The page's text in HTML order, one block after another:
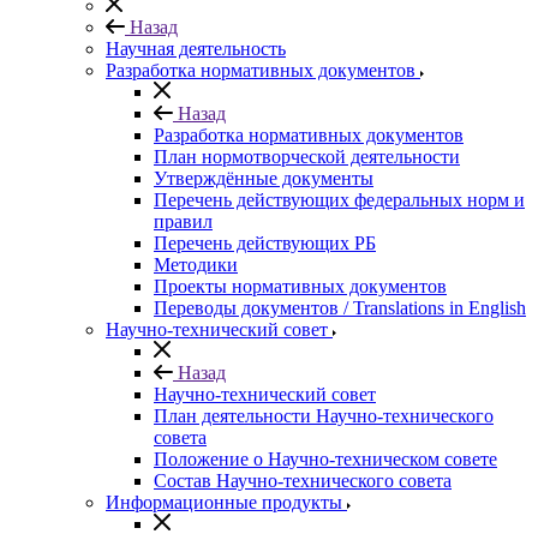
Назад
Научная деятельность
Разработка нормативных документов
Назад
Разработка нормативных документов
План нормотворческой деятельности
Утверждённые документы
Перечень действующих федеральных норм и
правил
Перечень действующих РБ
Методики
Проекты нормативных документов
Переводы документов / Translations in English
Научно-технический совет
Назад
Научно-технический совет
План деятельности Научно-технического
совета
Положение о Научно-техническом совете
Состав Научно-технического совета
Информационные продукты